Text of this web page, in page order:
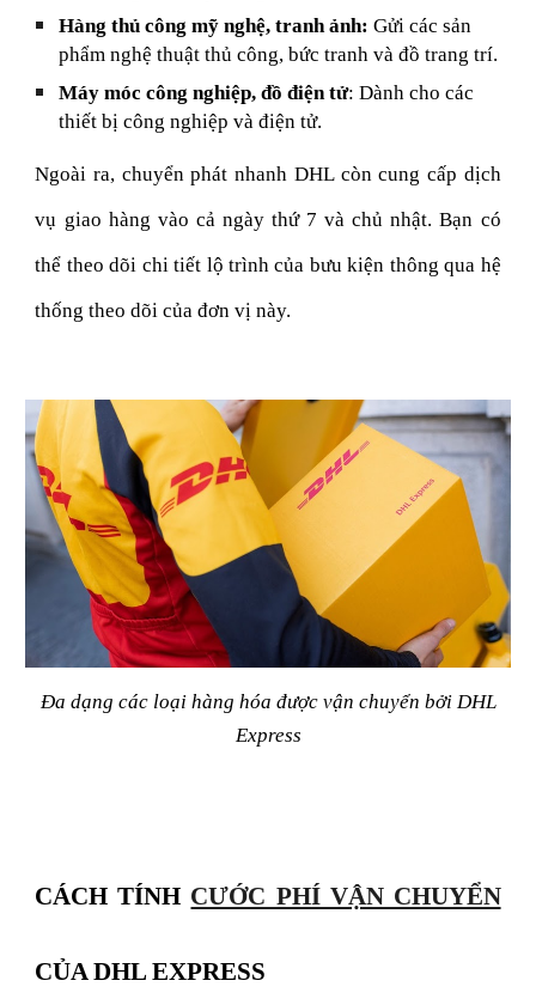
Hàng thủ công mỹ nghệ, tranh ảnh: Gửi các sản
phẩm nghệ thuật thủ công, bức tranh và đồ trang trí.
Máy móc công nghiệp, đồ điện tử: Dành cho các
thiết bị công nghiệp và điện tử.
Ngoài ra, chuyển phát nhanh DHL còn cung cấp dịch
vụ giao hàng vào cả ngày thứ 7 và chủ nhật. Bạn có
thể theo dõi chi tiết lộ trình của bưu kiện thông qua hệ
thống theo dõi của đơn vị này.
Đa dạng các loại hàng hóa được vận chuyển bởi DHL
Express
CÁCH TÍNH CƯỚC PHÍ VẬN CHUYỂN
CỦA DHL EXPRESS